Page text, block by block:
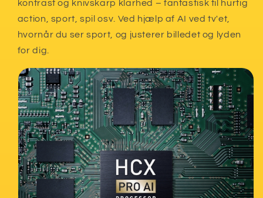
kontrast og knivskarp klarhed – fantastisk til hurtig
action, sport, spil osv. Ved hjælp af AI ved tv'et,
hvornår du ser sport, og justerer billedet og lyden
for dig.